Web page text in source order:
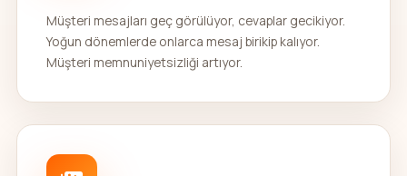
Müşteri mesajları geç görülüyor, cevaplar gecikiyor.
Yoğun dönemlerde onlarca mesaj birikip kalıyor.
Müşteri memnuniyetsizliği artıyor.